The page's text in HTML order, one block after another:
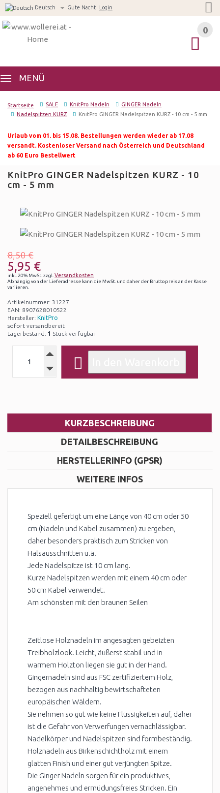
Deutsch Gute Nacht Login
0
MENÜ
0
Startseite SALE KnitPro Nadeln
GINGER Nadeln
Nadelspitzen KURZ
KnitPro GINGER Nadelspitzen KURZ - 10 cm - 5 mm
Urlaub vom 01. bis 15.08. Bestellungen werden wieder ab 17.08
versandt. Kostenloser Versand nach Österreich und Deutschland
ab 60 Euro Bestellwert
KnitPro GINGER Nadelspitzen KURZ - 10
cm - 5 mm
8,50 €
5,95 €
inkl. 20% MwSt. zzgl. Versandkosten
Abhängig von der Lieferadresse kann die MwSt. und daher der Bruttopreis an der Kasse
variieren.
Artikelnummer: 31227
EAN: 8907628010522
Hersteller: KnitPro
sofort versandbereit
Lagerbestand: 1 Stück verfügbar
KURZBESCHREIBUNG
DETAILBESCHREIBUNG
HERSTELLERINFO (GPSR)
WEITERE INFOS
Speziell gefertigt um eine Länge von 40 cm oder 50
cm (Nadeln und Kabel zusammen) zu ergeben,
daher besonders praktisch zum Stricken von
Halsausschnitten u.ä.
Jede Nadelspitze ist 10 cm lang.
Kurze Nadelspitzen werden mit einem 40 cm oder
50 cm Kabel verwendet.
Am schönsten mit den braunen Seilen
Zeitlose Holznadeln im angesagten gebeizten
Treibholzlook. Leicht, äußerst stabil und in
warmem Holzton liegen sie gut in der Hand.
Gingernadeln sind aus FSC zertifiziertem Holz,
bezogen aus nachhaltig bewirtschafteten
europäischen Wäldern.
Sie nehmen so gut wie keine Flüssigkeiten auf, daher
ist die Gefahr von Verwerfungen vernachlässigbar.
Nadelkörper und Nadelspitzen sind formbeständig.
Holznadeln aus Birkenschichtholz mit einem
glatten Finish und einer gut verjüngten Spitze.
Die Ginger Nadeln sorgen für ein produktives,
angenehmes und ermüdungsfreies Stricken. Ein